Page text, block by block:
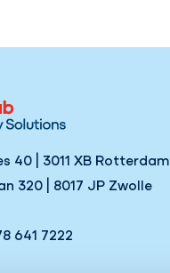
40 | 3011 XB Rotterdam
320 | 8017 JP Zwolle
641 7222